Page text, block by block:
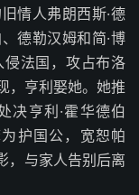
情人弗朗西斯·德
德勒汉姆和简·博
法国，攻占布洛
，亨利娶她。她推
决亨利·霍华德伯
护国公，宽恕帕
，与家人告别后离